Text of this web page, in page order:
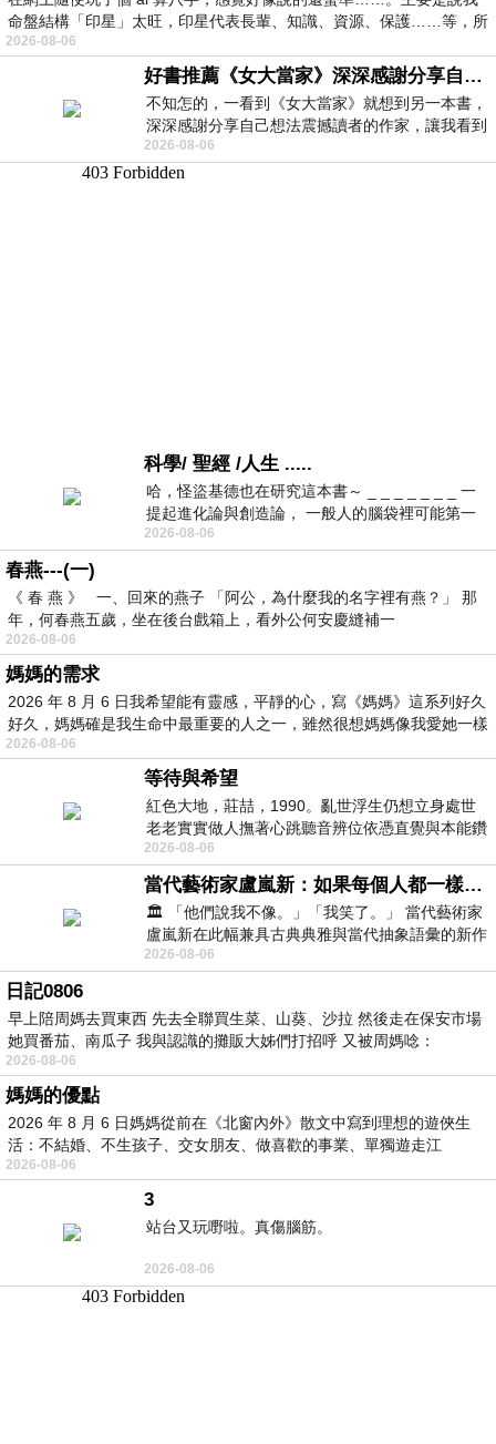
命盤結構「印星」太旺，印星代表長輩、知識、資源、保護……等，所
2026-08-06
好書推薦《女大當家》深深感謝分享自己想法震撼讀者的作家，讓我看到不同樣貌的家庭！
不知怎的，一看到《女大當家》就想到另一本書，
深深感謝分享自己想法震撼讀者的作家，讓我看到
不同樣貌的家庭！ 《女大
2026-08-06
科學/ 聖經 /人生 .....
哈，怪盜基德也在研究這本書～ _ _ _ _ _ _ _ 一
提起進化論與創造論， 一般人的腦袋裡可能第一
時間就有「 進化論很科
2026-08-06
春燕---(一)
《 春 燕 》 一、回來的燕子 「阿公，為什麼我的名字裡有燕？」 那
年，何春燕五歲，坐在後台戲箱上，看外公何安慶縫補一
2026-08-06
媽媽的需求
2026 年 8 月 6 日我希望能有靈感，平靜的心，寫《媽媽》這系列好久
好久，媽媽確是我生命中最重要的人之一，雖然很想媽媽像我愛她一樣
2026-08-06
等待與希望
紅色大地，莊喆，1990。亂世浮生仍想立身處世
老老實實做人撫著心跳聽音辨位依憑直覺與本能鑽
向裂隙的亮處探索另一個心聲另一個共鳴的
2026-08-06
當代藝術家盧嵐新：如果每個人都一樣，這世界該有多無聊？
🏛️ 「他們說我不像。」「我笑了。」 當代藝術家
盧嵐新在此幅兼具古典典雅與當代抽象語彙的新作
中，以沈靜的藍色空間為背景，描繪了
2026-08-06
日記0806
早上陪周媽去買東西 先去全聯買生菜、山葵、沙拉 然後走在保安市場
她買番茄、南瓜子 我與認識的攤販大姊們打招呼 又被周媽唸：
2026-08-06
媽媽的優點
2026 年 8 月 6 日媽媽從前在《北窗內外》散文中寫到理想的遊俠生
活：不結婚、不生孩子、交女朋友、做喜歡的事業、單獨遊走江
湖⋯⋯，
2026-08-06
3
站台又玩嘢啦。真傷腦筋。
2026-08-06